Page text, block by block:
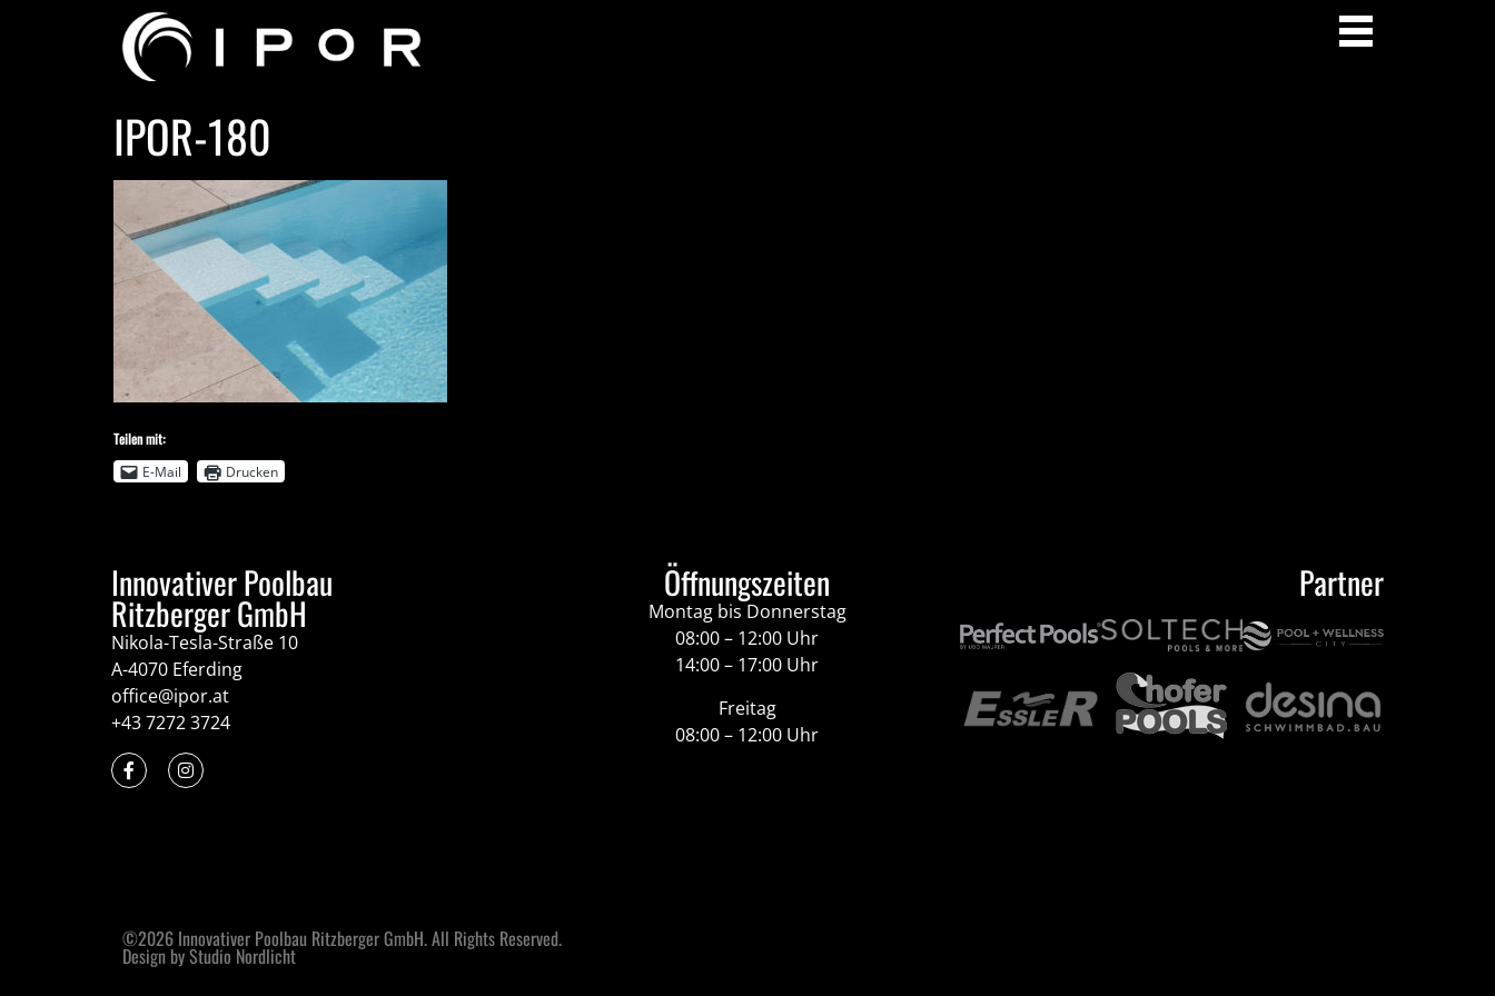
IPOR-180
Teilen mit:
E-Mail
Drucken
Innovativer Poolbau
Ritzberger GmbH
Nikola-Tesla-Straße 10
A-4070 Eferding
office@ipor.at
+43 7272 3724
Öffnungszeiten
Montag bis Donnerstag
08:00 – 12:00 Uhr
14:00 – 17:00 Uhr
Freitag
08:00 – 12:00 Uhr
Partner
©2026 Innovativer Poolbau Ritzberger GmbH. All Rights Reserved.
Design by Studio Nordlicht